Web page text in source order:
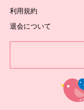
利用規約
退会について